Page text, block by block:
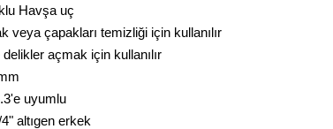
Havşa uç
veya çapakları temizliği için kullanılır
açmak için kullanılır
uyumlu
altıgen erkek